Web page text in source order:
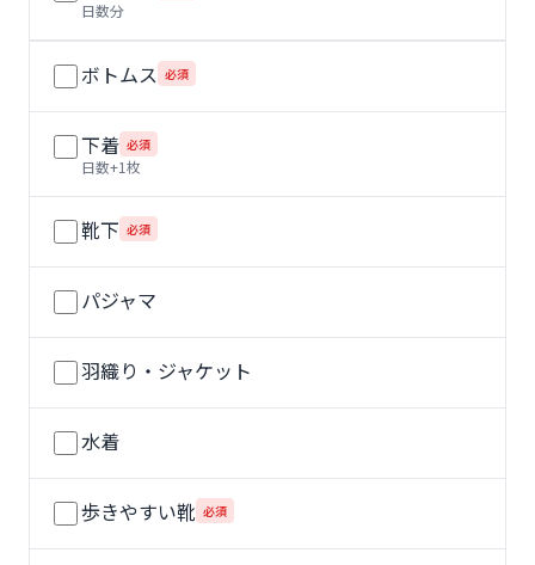
日数分
ボトムス 必須
下着 必須
日数+1枚
靴下 必須
パジャマ
羽織り・ジャケット
水着
歩きやすい靴 必須